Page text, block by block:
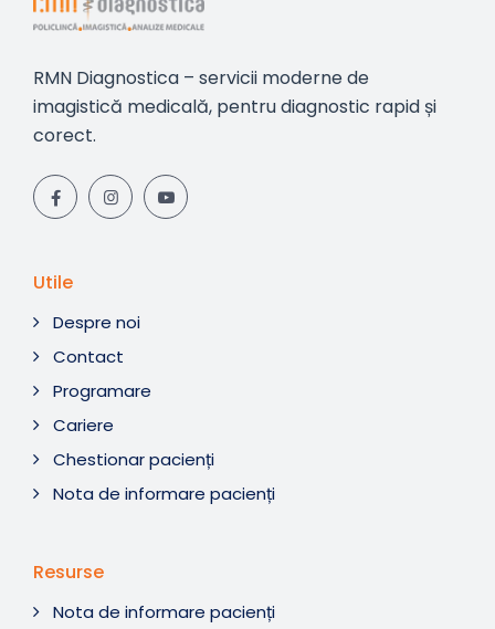
RMN Diagnostica – servicii moderne de
imagistică medicală, pentru diagnostic rapid și
corect.
Utile
Despre noi
Contact
Programare
Cariere
Chestionar pacienți
Nota de informare pacienți
Resurse
Nota de informare pacienți